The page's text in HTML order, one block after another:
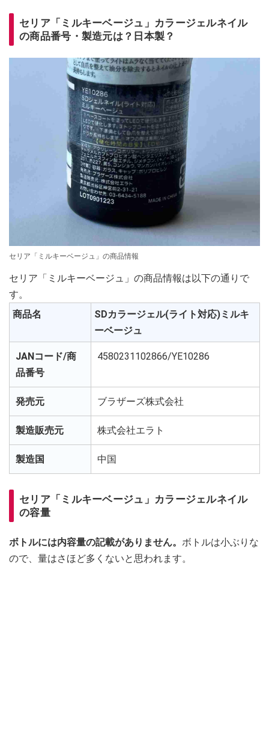
セリア「ミルキーベージュ」カラージェルネイル
の商品番号・製造元は？日本製？
セリア「ミルキーベージュ」の商品情報
セリア「ミルキーベージュ」の商品情報は以下の通りで
す。
商品名
SDカラージェル(ライト対応)ミルキ
ーベージュ
JANコード/商
品番号
4580231102866/YE10286
発売元 ブラザーズ株式会社
製造販売元 株式会社エラト
製造国 中国
セリア「ミルキーベージュ」カラージェルネイル
の容量
ボトルには内容量の記載がありません。 ボトルは小ぶりな
ので、量はさほど多くないと思われます。